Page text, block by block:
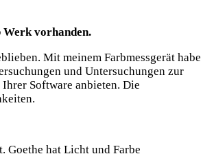
Werk vorhanden.
Mit meinem Farbmessgerät habe
und Untersuchungen zur
Software anbieten. Die
Goethe hat Licht und Farbe